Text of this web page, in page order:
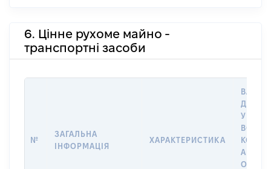
6. Цінне рухоме майно -
транспортні засоби
№
ЗАГАЛЬНА
ІНФОРМАЦІЯ
ХАРАКТЕРИСТИКА
ДАТУ
У
АБО